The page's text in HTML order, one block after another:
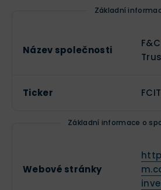
Základní
Název společnosti
Ticker FCIT
Základní informace o
Webové stránky